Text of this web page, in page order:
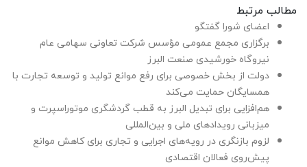
مطالب مرتبط
اعضای شورا گفتگو
برگزاری مجمع عمومی مؤسس شرکت تعاونی سهامی عام
نیروگاه خورشیدی صنعت البرز
دولت از بخش خصوصی برای رفع موانع تولید و توسعه تجارت با
همسایگان حمایت می‌کند
هم‌افزایی برای تبدیل البرز به قطب گردشگری موتوراسپرت و
میزبانی رویدادهای ملی و بین‌المللی
لزوم بازنگری در رویه‌های اجرایی و تجاری برای کاهش موانع
پیش‌روی فعالان اقتصادی